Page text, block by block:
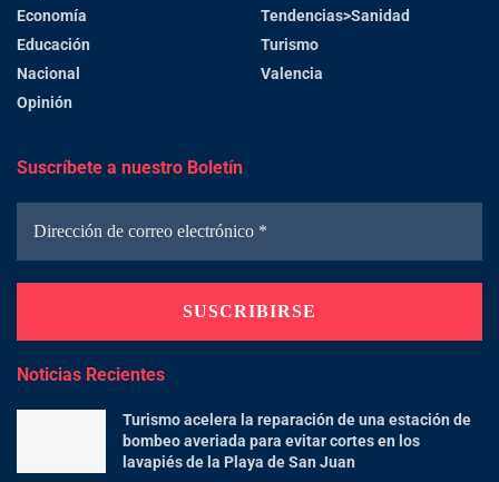
Economía
Educación
Nacional
Opinión
Tendencias>Sanidad
Turismo
Valencia
Suscríbete a nuestro Boletín
Noticias Recientes
Turismo acelera la reparación de una estación de
bombeo averiada para evitar cortes en los
lavapiés de la Playa de San Juan